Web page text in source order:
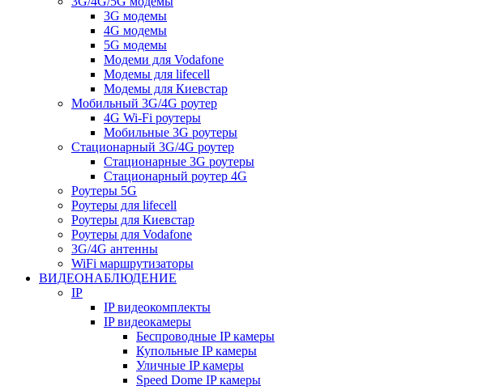
3G модемы
4G модемы
5G модемы
Модеми для Vodafone
Модемы для lifecell
Модемы для Киевстар
Мобильный 3G/4G роутер
4G Wi-Fi роутеры
Мобильные 3G роутеры
Стационарный 3G/4G роутер
Стационарные 3G роутеры
Стационарный роутер 4G
Роутеры 5G
Роутеры для lifecell
Роутеры для Киевстар
Роутеры для Vodafone
3G/4G антенны
WiFi маршрутизаторы
ВИДЕОНАБЛЮДЕНИЕ
IP
IP видеокомплекты
IP видеокамеры
Беспроводные IP камеры
Купольные IP камеры
Уличные IP камеры
Speed Dome IP камеры